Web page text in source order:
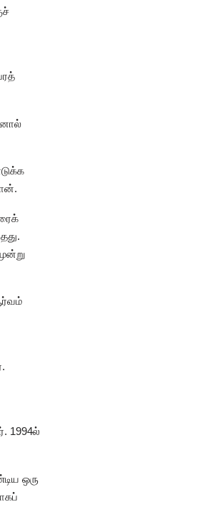
1994ல்
ஒரு